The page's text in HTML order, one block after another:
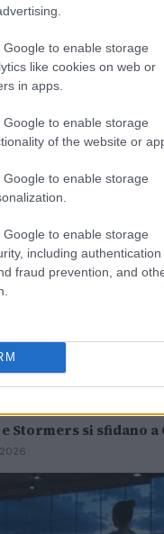
Google to enable storage
like cookies on web or
in apps.
Google to enable storage
of the website or
Google to enable storage
Google to enable storage
including authentication
fraud prevention, and
leggere
Stormers si sfidano a